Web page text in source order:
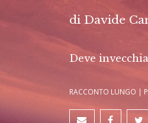
di Davide
Deve
RACCONTO LUNGO |